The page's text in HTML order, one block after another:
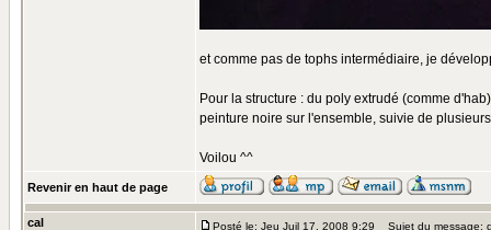
et comme pas de tophs intermédiaire, je
Pour la structure : du poly extrudé (comme
peinture noire sur l'ensemble, suivie de
Voilou ^^
Revenir en haut de page
cal Posté le: Jeu Juil 17, 2008 9:29 Sujet du message: